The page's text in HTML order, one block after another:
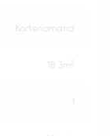
Korteriomand
18.3m 2